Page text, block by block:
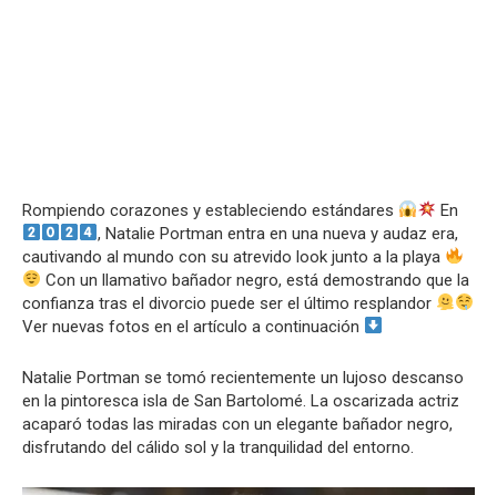
Rompiendo corazones y estableciendo estándares
En
, Natalie Portman entra en una nueva y audaz era,
cautivando al mundo con su atrevido look junto a la playa
Con un llamativo bañador negro, está demostrando que la
confianza tras el divorcio puede ser el último resplandor
Ver nuevas fotos en el artículo a continuación
Natalie Portman se tomó recientemente un lujoso descanso
en la pintoresca isla de San Bartolomé. La oscarizada actriz
acaparó todas las miradas con un elegante bañador negro,
disfrutando del cálido sol y la tranquilidad del entorno.